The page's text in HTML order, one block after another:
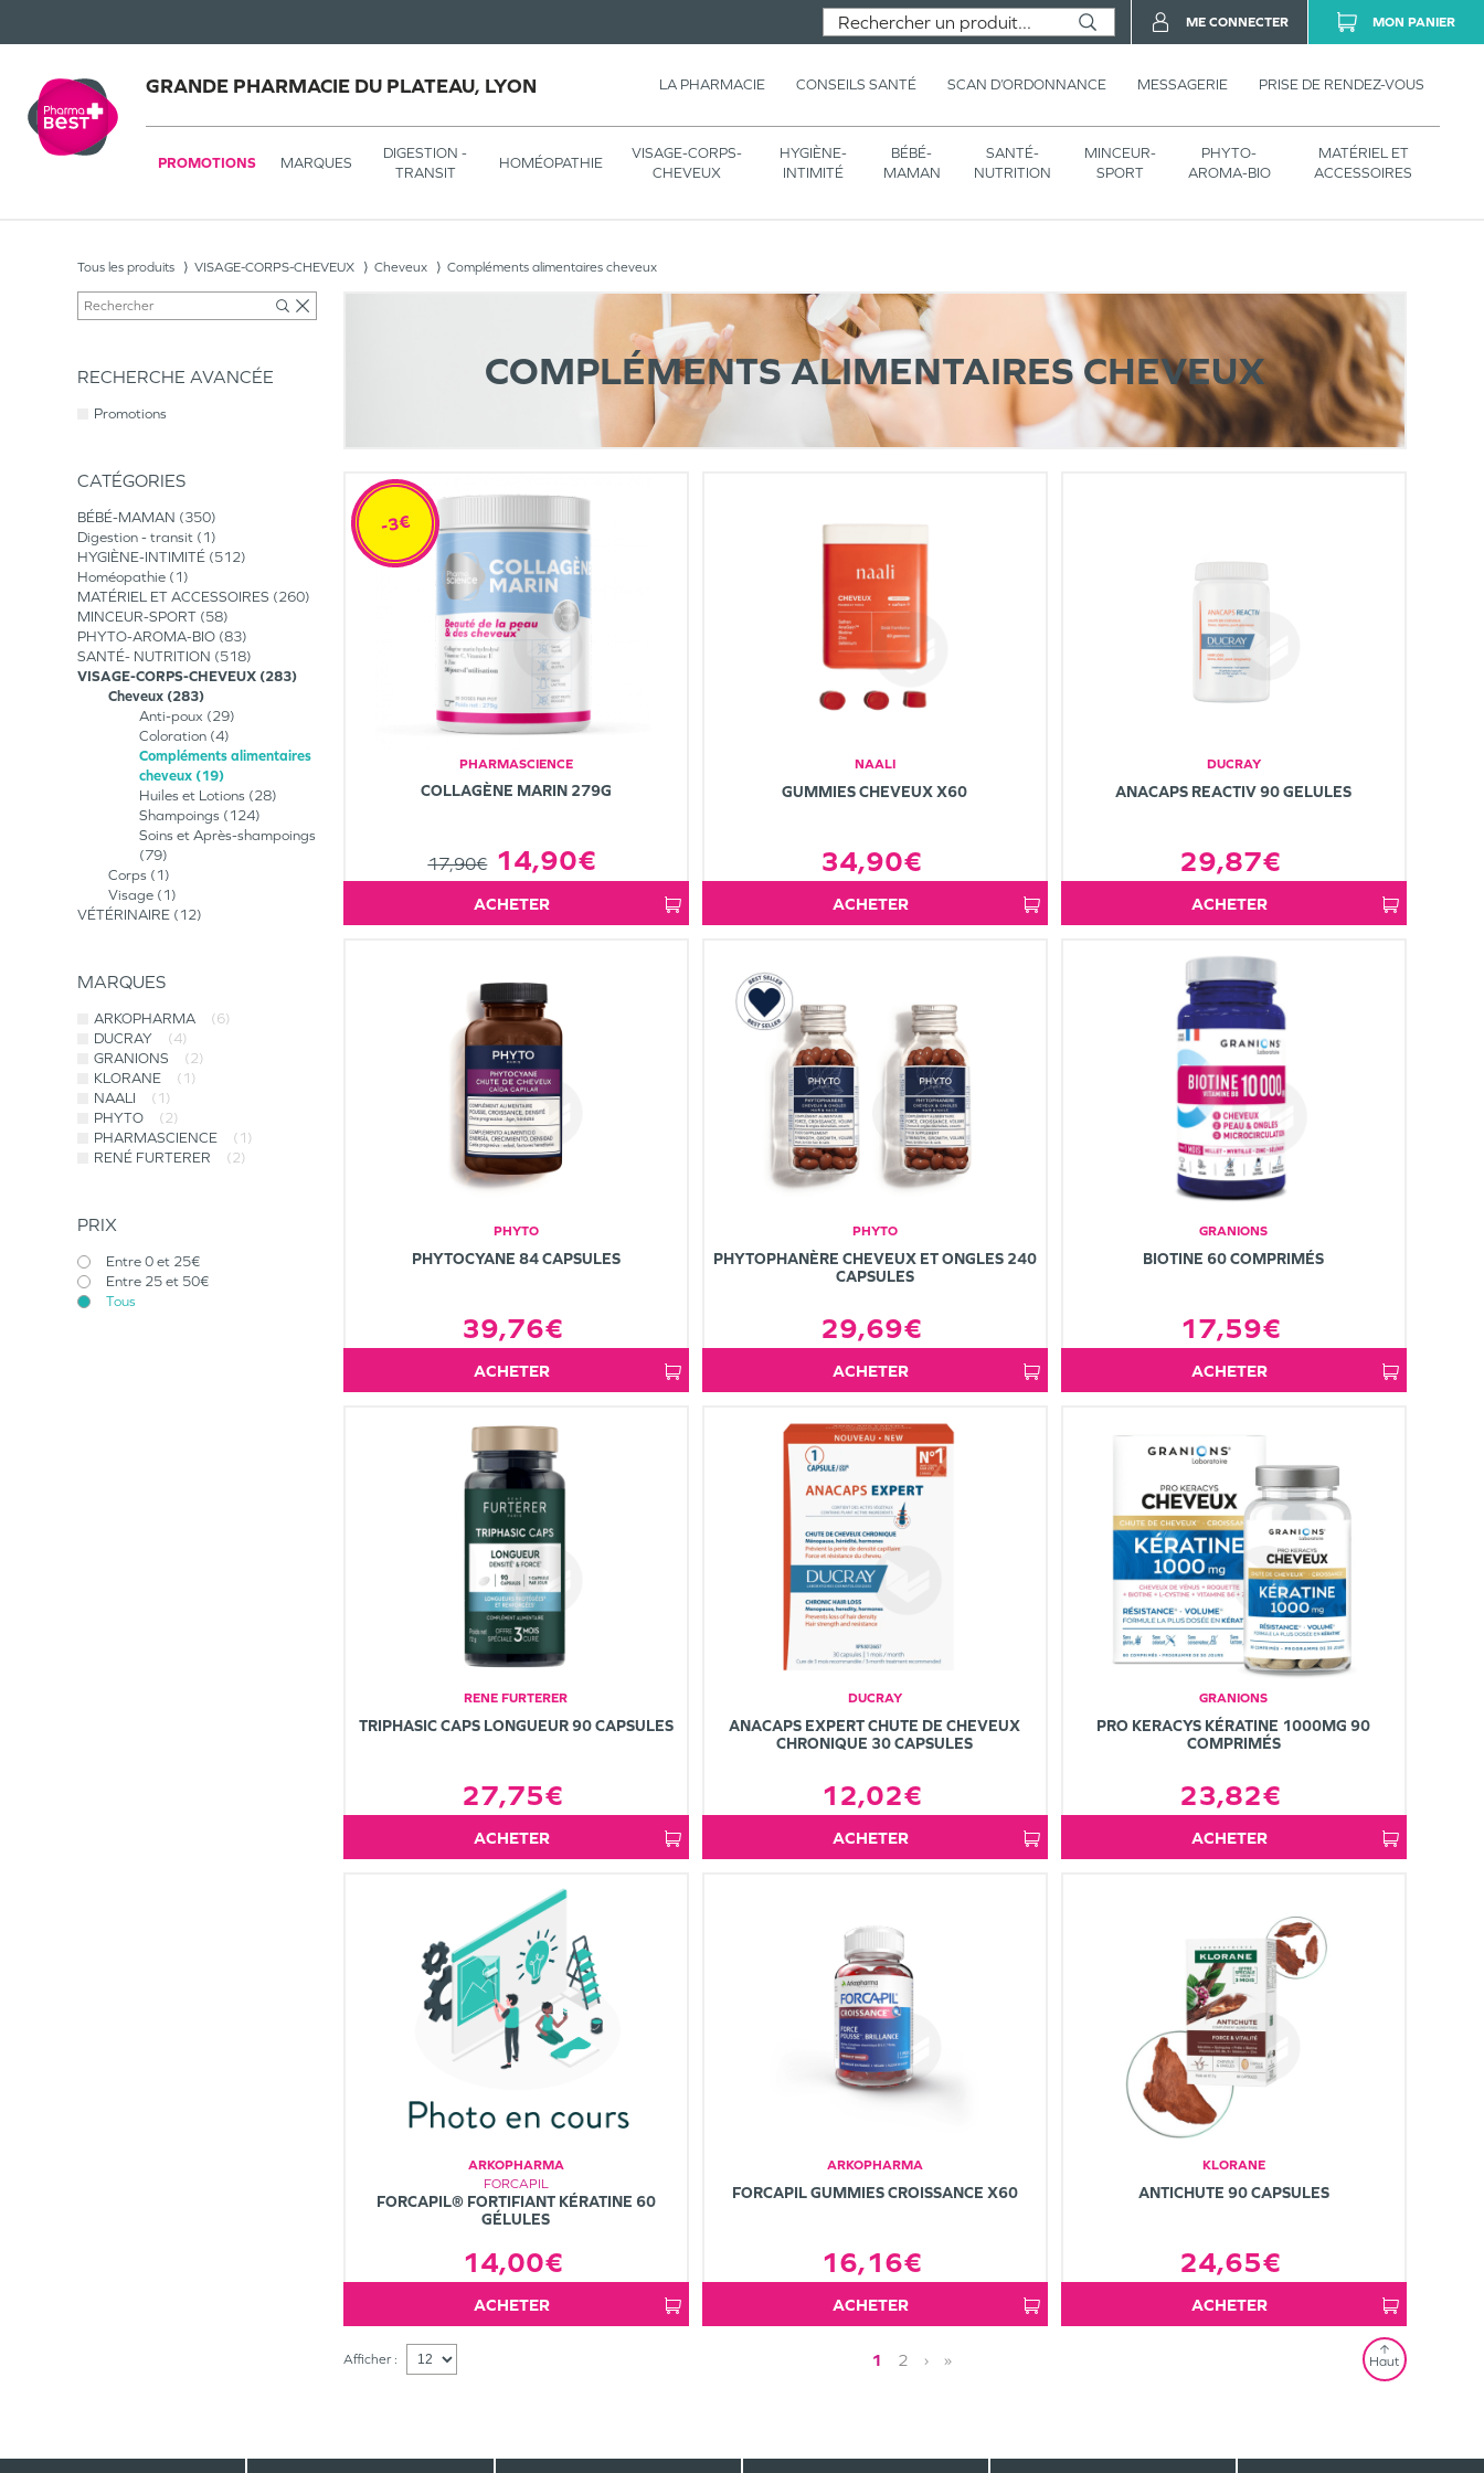
GRANDE PHARMACIE DU PLATEAU, LYON LA PHARMACIE CONSEILS SANTÉ SCAN D’ORDONNANCE MESSAGERIE PRISE DE RENDEZ-VOUS
PROMOTIONS MARQUES
DIGESTION -
TRANSIT
HOMÉOPATHIE
VISAGE-CORPS-
CHEVEUX
HYGIÈNE-
INTIMITÉ
BÉBÉ-
MAMAN
SANTÉ-
NUTRITION
MINCEUR-
SPORT
PHYTO-
AROMA-BIO
MATÉRIEL ET
ACCESSOIRES
ME CONNECTER MON PANIER
Tous les produits VISAGE-CORPS-CHEVEUX Cheveux Compléments alimentaires cheveux
RECHERCHE AVANCÉE
Promotions
CATÉGORIES
BÉBÉ-MAMAN
350
Digestion - transit
1
HYGIÈNE-INTIMITÉ 512
Homéopathie
1
MATÉRIEL ET ACCESSOIRES
260
MINCEUR-SPORT 58
PHYTO-AROMA-BIO 83
SANTÉ- NUTRITION
518
VISAGE-CORPS-CHEVEUX 283
Cheveux 283
Anti-poux
29
Coloration 4
Compléments alimentaires
cheveux
19
Huiles et Lotions
28
Shampoings
124
Soins et Après-shampoings
79
Corps
1
Visage
1
VÉTÉRINAIRE
12
MARQUES
ARKOPHARMA
(6)
DUCRAY
(4)
GRANIONS
(2)
KLORANE
(1)
NAALI
(1)
PHYTO
(2)
PHARMASCIENCE
(1)
RENÉ FURTERER
(2)
PRIX
Entre 0 et 25€
Entre 25 et 50€
Tous
COMPLÉMENTS ALIMENTAIRES CHEVEUX
PHARMASCIENCE
COLLAGÈNE MARIN 279G
17,90€ 14,90€
-3€
ACHETER
NAALI
GUMMIES CHEVEUX X60
34,90€
ACHETER
DUCRAY
ANACAPS REACTIV 90 GELULES
29,87€
ACHETER
PHYTO
PHYTOCYANE 84 CAPSULES
39,76€
ACHETER
PHYTO
PHYTOPHANÈRE CHEVEUX ET ONGLES 240
CAPSULES
29,69€
ACHETER
GRANIONS
BIOTINE 60 COMPRIMÉS
17,59€
ACHETER
RENE FURTERER
TRIPHASIC CAPS LONGUEUR 90 CAPSULES
27,75€
ACHETER
DUCRAY
ANACAPS EXPERT CHUTE DE CHEVEUX
CHRONIQUE 30 CAPSULES
12,02€
ACHETER
GRANIONS
PRO KERACYS KÉRATINE 1000MG 90
COMPRIMÉS
23,82€
ACHETER
ARKOPHARMA
FORCAPIL
FORCAPIL® FORTIFIANT KÉRATINE 60
GÉLULES
14,00€
ACHETER
ARKOPHARMA
FORCAPIL GUMMIES CROISSANCE X60
16,16€
ACHETER
KLORANE
ANTICHUTE 90 CAPSULES
24,65€
ACHETER
Afficher : 1 2 › » Haut